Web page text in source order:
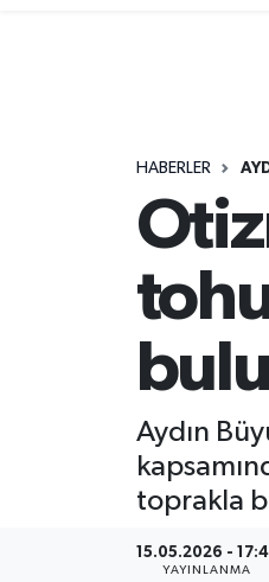
HABERLER
Aydın
toprakla
15.05.2026 -
YAYINLANMA